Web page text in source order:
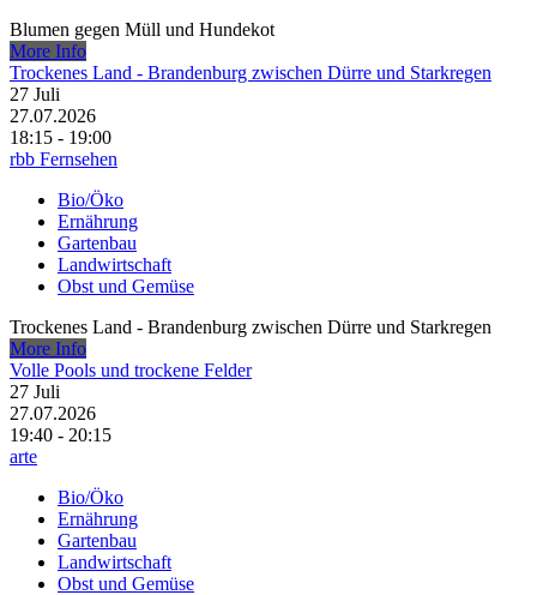
Blumen gegen Müll und Hundekot
More Info
Trockenes Land - Brandenburg zwischen Dürre und Starkregen
27 Juli
27.07.2026
18:15 - 19:00
rbb Fernsehen
Bio/Öko
Ernährung
Gartenbau
Landwirtschaft
Obst und Gemüse
Trockenes Land - Brandenburg zwischen Dürre und Starkregen
More Info
Volle Pools und trockene Felder
27 Juli
27.07.2026
19:40 - 20:15
arte
Bio/Öko
Ernährung
Gartenbau
Landwirtschaft
Obst und Gemüse